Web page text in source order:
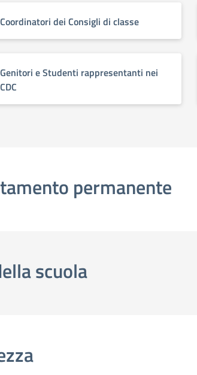
Coordinatori dei Consigli di classe
Genitori e Studenti rappresentanti nei
CDC
permanente
scuola